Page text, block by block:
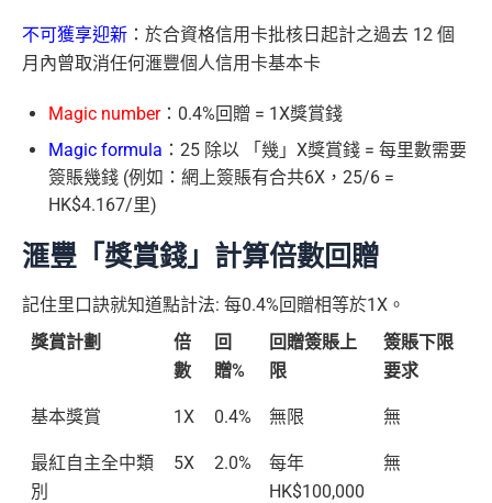
不可獲享迎新 ：於合資格信用卡批核日起計之過去 12 個
月內曾取消任何滙豐個人信用卡基本卡
Magic number：0.4%回贈 = 1X獎賞錢
Magic formula ：25 除以 「幾」X獎賞錢 = 每里數需要
簽賬幾錢 (例如：網上簽賬有合共6X，25/6 =
HK$4.167/里)
滙豐「獎賞錢」計算倍數回贈
記住里口訣就知道點計法: 每0.4%回贈相等於1X。
獎賞計劃
倍
數
回
贈%
回贈簽賬上
限
簽賬下限
要求
基本獎賞 1X 0.4% 無限 無
最紅自主全中類
別
5X 2.0%
每年
HK$100,000
無